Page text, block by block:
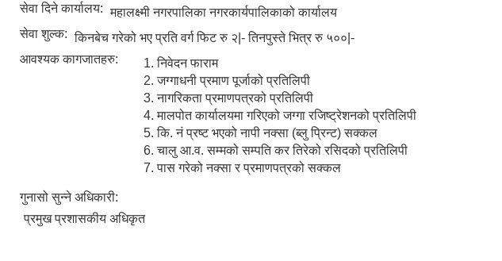
सेवा दिने कार्यालय: महालक्ष्मी नगरपालिका नगरकार्यपालिकाको कार्यालय
सेवा शुल्क: किनबेच गरेको भए प्रति वर्ग फिट रु २|- तिनपुस्ते भित्र रु ५००|-
आवश्यक कागजातहरु:
निवेदन फाराम
जग्गाधनी प्रमाण पूर्जाको प्रतिलिपी
नागरिकता प्रमाणपत्रको प्रतिलिपी
मालपोत कार्यालयमा गरिएको जग्गा रजिष्ट्रेशनको प्रतिलिपी
कि. नं प्रष्ट भएको नापी नक्सा (ब्लु प्रिन्ट) सक्कल
चालु आ.व. सम्मको सम्पति कर तिरेको रसिदको प्रतिलिपी
पास गरेको नक्सा र प्रमाणपत्रको सक्कल
गुनासो सुन्ने अधिकारी:
प्रमुख प्रशासकीय अधिकृत